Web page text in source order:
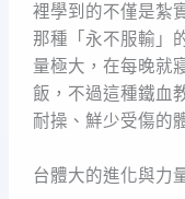
裡學到的不僅是紮
那種「永不服輸」
量極大，在每晚就
飯，不過這種鐵血
耐操、鮮少受傷的
台體大的進化與力